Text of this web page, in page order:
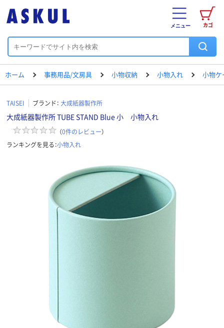
カゴ
メニュー
ホーム 事務用品/文房具 小物収納 小物入れ 小物ケ
TAISEI ブランド： 大成紙器製作所
大成紙器製作所 TUBE STAND Blue 小 小物入れ
（0件のレビュー）
ランキングを見る：小物入れ